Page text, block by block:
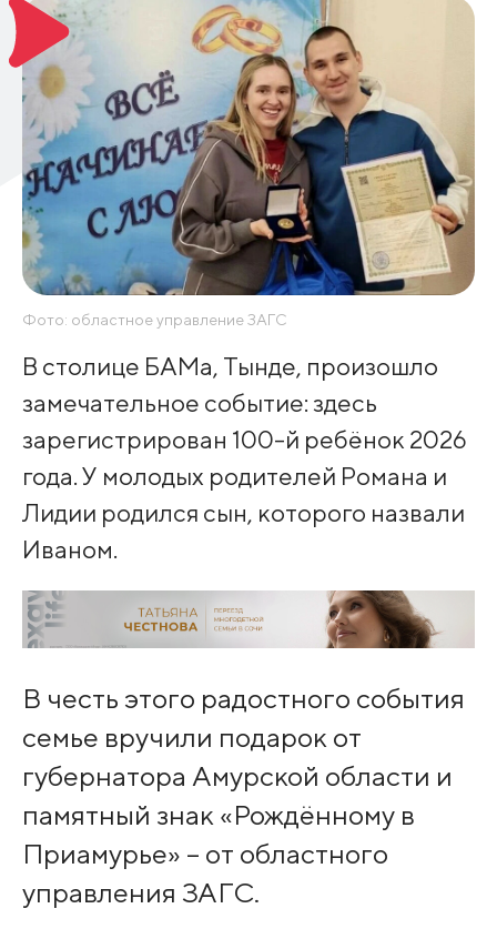
Фото: областное управление ЗАГС
В столице БАМа, Тынде, произошло
замечательное событие: здесь
зарегистрирован 100-й ребёнок 2026
года. У молодых родителей Романа и
Лидии родился сын, которого назвали
Иваном.
В честь этого радостного события
семье вручили подарок от
губернатора Амурской области и
памятный знак «Рождённому в
Приамурье» – от областного
управления ЗАГС.